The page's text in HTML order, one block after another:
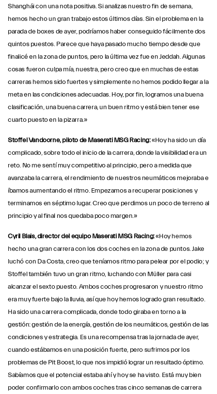
Shanghái con una nota positiva. Si analizas nuestro fin de semana,
hemos hecho un gran trabajo estos últimos días. Sin el problema en la
parada de boxes de ayer, podríamos haber conseguido fácilmente dos
quintos puestos. Parece que haya pasado mucho tiempo desde que
finalicé en la zona de puntos, pero la última vez fue en Jeddah. Algunas
cosas fueron culpa mía, nuestra, pero creo que en muchas de estas
carreras hemos sido fuertes y simplemente no hemos podido llegar a la
meta en las condiciones adecuadas. Hoy, por fin, logramos una buena
clasificación, una buena carrera, un buen ritmo y está bien tener ese
cuarto puesto en la pizarra.»
Stoffel Vandoorne, piloto de Maserati MSG Racing:«Hoy ha sido un día
complicado, sobre todo el inicio de la carrera, donde la visibilidad era un
reto. No me sentí muy competitivo al principio, pero a medida que
avanzaba la carrera, el rendimiento de nuestros neumáticos mejoraba e
íbamos aumentando el ritmo. Empezamos a recuperar posiciones y
terminamos en séptimo lugar. Creo que perdimos un poco de terreno al
principio y al final nos quedaba poco margen.»
Cyril Blais, director del equipo Maserati MSG Racing:«Hoy hemos
hecho una gran carrera con los dos coches en la zona de puntos. Jake
luchó con Da Costa, creo que teníamos ritmo para pelear por el podio; y
Stoffel también tuvo un gran ritmo, luchando con Müller para casi
alcanzar el sexto puesto. Ambos coches progresaron y nuestro ritmo
era muy fuerte bajo la lluvia, así que hoy hemos logrado gran resultado.
Ha sido una carrera complicada, donde todo giraba en torno a la
gestión: gestión de la energía, gestión de los neumáticos, gestión de las
condiciones y estrategia. Es una recompensa tras la jornada de ayer,
cuando estábamos en una posición fuerte, pero sufrimos por los
problemas de Pit Boost, lo que nos impidió lograr un resultado óptimo.
Sabíamos que el potencial estaba ahí y hoy se ha visto. Está muy bien
poder confirmarlo con ambos coches tras cinco semanas de carrera